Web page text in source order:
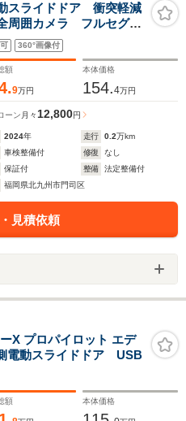
ライドドア 衝突軽減
周囲カメラ フルセグ
再生 LEDヘッド
ートキー
360°画像付
額
9万円
本体価格
154.4万円
ーン 月々12,800円
2024年 走行 0.2万km
車検整備付 修復
なし
保証付 整備
法定整備付
福岡県北九州市門司区
見積依頼
X プロパイロット エデ
電動スライドドア USB
額 本体価格